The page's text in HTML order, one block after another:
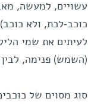
עשויים, למעשה,
כוכב-לכת, ולא
לעיתים את שמי
(השמש) פנימה,
סוג מסוים של